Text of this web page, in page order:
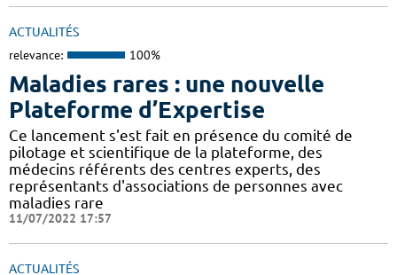
ACTUALITÉS
relevance: 100%
Maladies rares : une nouvelle
Plateforme d’Expertise
Ce lancement s'est fait en présence du comité de
pilotage et scientifique de la plateforme, des
médecins référents des centres experts, des
représentants d'associations de personnes avec
maladies rare
11/07/2022 17:57
ACTUALITÉS